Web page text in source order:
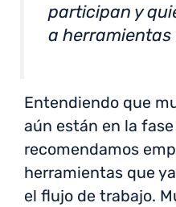
participan y
a herramientas
Entendiendo que
aún están en la
recomendamos
herramientas que
el flujo de trabajo.